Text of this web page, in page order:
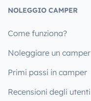
NOLEGGIO CAMPER
Come funziona?
Noleggiare un camper
Primi passi in camper
Recensioni degli utenti